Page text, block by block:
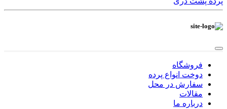
فروشگاه
دوخت انواع پرده
سفارش در محل
مقالات
درباره ما